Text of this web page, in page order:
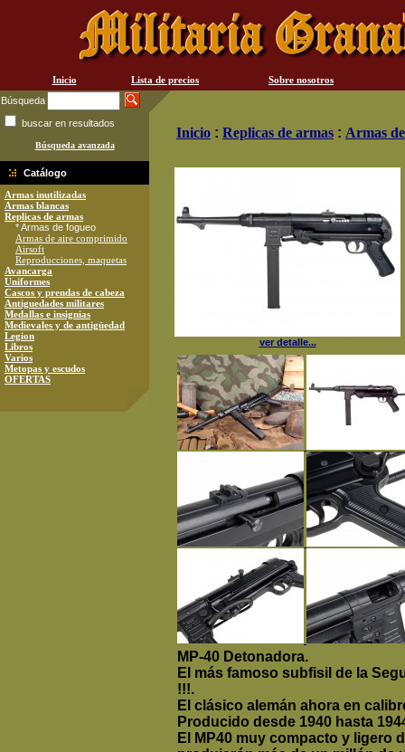
Inicio Lista de precios
Sobre nosotros
Búsqueda
buscar en resultados
Búsqueda avanzada
Catálogo
Armas inutilizadas
Armas blancas
Replicas de armas
* Armas de fogueo
Armas de aire comprimido
Airsoft
Reproducciones, maquetas
Avancarga
Uniformes
Cascos y prendas de cabeza
Antiguedades militares
Medallas e insignias
Medievales y de antigüedad
Legion
Libros
Varios
Metopas y escudos
OFERTAS
Inicio : Replicas de armas : Armas
ver detalle...
MP-40 Detonadora.
El más famoso subfisil de la
!!!.
El clásico alemán ahora en
Producido desde 1940 hasta
El MP40 muy compacto y ligero